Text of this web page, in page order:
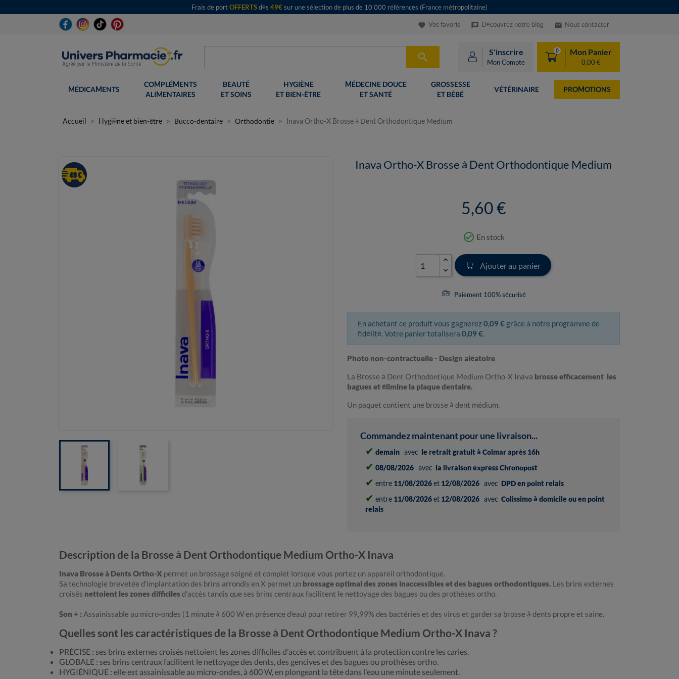
Frais de portOFFERTSdès 49€sur une sélection de plus de 10 000 références (France métropolitaine)
favorite Vos favoris speaker_notes Découvrez notre blog email Nous contacter
 S'inscrire
Mon Compte
0 Mon Panier
0,00 €
MÉDICAMENTS
COMPLÉMENTS
ALIMENTAIRES
BEAUTÉ
ET SOINS
HYGIÈNE
ET BIEN-ÊTRE
MÉDECINE DOUCE
ET SANTÉ
GROSSESSE
ET BÉBÉ
VÉTÉRINAIRE PROMOTIONS
Accueil Hygiène et bien-être Bucco-dentaire Orthodontie Inava Ortho-X Brosse à Dent Orthodontique Medium
Inava Ortho-X Brosse à Dent Orthodontique Medium
5,60 €
check_circle_outline En stock
Ajouter au panier
Paiement 100% sécurisé
En achetant ce produit vous gagnerez0,09 € grâce à notre programme de
fidélité. Votre panier totalisera 0,09 €.
Photo non-contractuelle - Design aléatoire
La Brosse à Dent Orthodontique Medium Ortho-X Inava brosse efficacement les
bagues et élimine la plaque dentaire.
Un paquet contient une brosse à dent médium.
Commandez maintenant pour une livraison...
✔ demain avec le retrait gratuit à Colmar après 16h
✔ 08/08/2026 avec la livraison express Chronopost
✔ entre 11/08/2026et 12/08/2026 avec DPD en point relais
✔ entre 11/08/2026et 12/08/2026 avec Colissimo à domicile ou en point
relais
Description de la Brosse à Dent Orthodontique Medium Ortho-X Inava
Inava Brosse à Dents Ortho-X permet un brossage soigné et complet lorsque vous portez un appareil orthodontique.
Sa technologie brevetée d'implantation des brins arrondis en X permet un brossage optimal des zones inaccessibles et des bagues orthodontiques. Les brins externes
croisés nettoient les zones difficiles d'accès tandis que ses brins centraux facilitent le nettoyage des bagues ou des prothèses ortho.
Son + : Assainissable au micro-ondes (1 minute à 600 W en présence d'eau) pour retirer 99,99% des bactéries et des virus et garder sa brosse à dents propre et saine.
Quelles sont les caractéristiques de la Brosse à Dent Orthodontique Medium Ortho-X Inava ?
PRÉCISE : ses brins externes croisés nettoient les zones difficiles d'accès et contribuent à la protection contre les caries.
GLOBALE : ses brins centraux facilitent le nettoyage des dents, des gencives et des bagues ou prothèses ortho.
HYGIÉNIQUE : elle est assainissable au micro-ondes, à 600 W, en plongeant la tête dans l'eau une minute seulement.